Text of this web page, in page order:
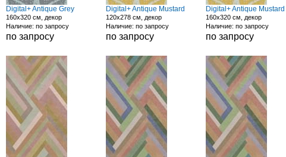
Digital+ Antique Grey
160x320 см, декор
Наличие: по запросу
по запросу
Digital+ Antique Mustard
120x278 см, декор
Наличие: по запросу
по запросу
Digital+ Antique Mustard
160x320 см, декор
Наличие: по запросу
по запросу